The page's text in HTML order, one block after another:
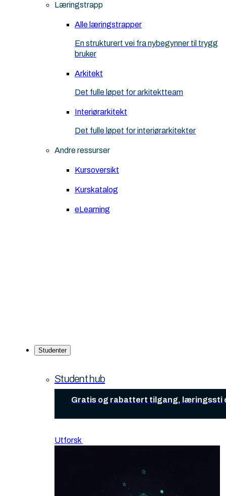
Læringstrapp
Alle læringstrapper
En strukturert vei fra nybegynner til trygg
bruker
Arkitekt
Det fulle løpet for arkitektteam
Interiørarkitekt
Det fulle løpet for interiørarkitekter
Andre ressurser
Kursoversikt
Kurskatalog
eLearning
Studenter
Student hub
Gratis og rabattert tilgang, læringssti
Utforsk